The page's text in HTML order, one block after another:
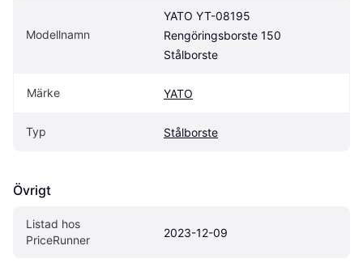
Modellnamn
YATO YT-08195
Rengöringsborste 150
Stålborste
Märke YATO
Typ Stålborste
Övrigt
Listad hos
PriceRunner
2023-12-09